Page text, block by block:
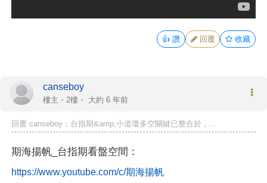
👍 讚 回覆 收藏
canseboy
樓主 ・2樓・ 大約 6 年前
回覆 canseboy：台指期&amp;小道瓊多空關鍵已整合於，...
期海揚帆_台指期看盤空間：
https://www.youtube.com/c/期海揚帆